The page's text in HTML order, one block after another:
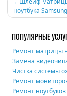
по
записям
Шлейф
ноутбука
ПОПУЛЯРНЫЕ
Ремонт матрицы
Замена
Чистка системы
Ремонт
Ремонт